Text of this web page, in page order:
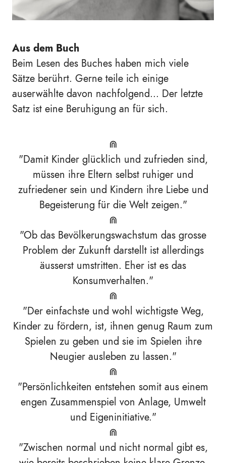
Aus dem Buch
Beim Lesen des Buches haben mich viele
Sätze berührt. Gerne teile ich einige
auserwählte davon nachfolgend... Der letzte
Satz ist eine Beruhigung an für sich.
⋒
"Damit Kinder glücklich und zufrieden sind,
müssen ihre Eltern selbst ruhiger und
zufriedener sein und Kindern ihre Liebe und
Begeisterung für die Welt zeigen."
⋒
"Ob das Bevölkerungswachstum das grosse
Problem der Zukunft darstellt ist allerdings
äusserst umstritten. Eher ist es das
Konsumverhalten."
⋒
"Der einfachste und wohl wichtigste Weg,
Kinder zu fördern, ist, ihnen genug Raum zum
Spielen zu geben und sie im Spielen ihre
Neugier ausleben zu lassen."
⋒
"Persönlichkeiten entstehen somit aus einem
engen Zusammenspiel von Anlage, Umwelt
und Eigeninitiative."
⋒
"Zwischen normal und nicht normal gibt es,